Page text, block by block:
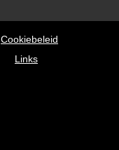
Cookiebeleid
Links